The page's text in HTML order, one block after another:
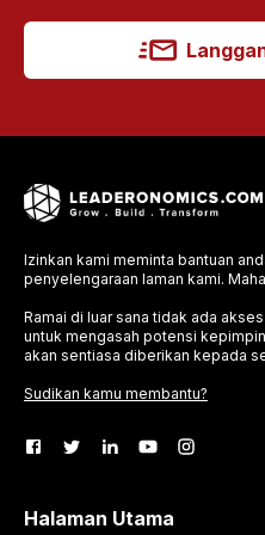
Izinkan kami meminta bantuan
penyelengaraan laman kami.
Ramai di luar sana tidak ada
untuk mengasah potensi
akan sentiasa diberikan kepada
Sudikan kamu membantu?
Halaman Utama